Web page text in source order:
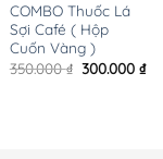
COMBO Thuốc Lá
Sợi Café ( Hộp
Cuốn Vàng )
350.000₫ Giá
gốc
300.000 ₫